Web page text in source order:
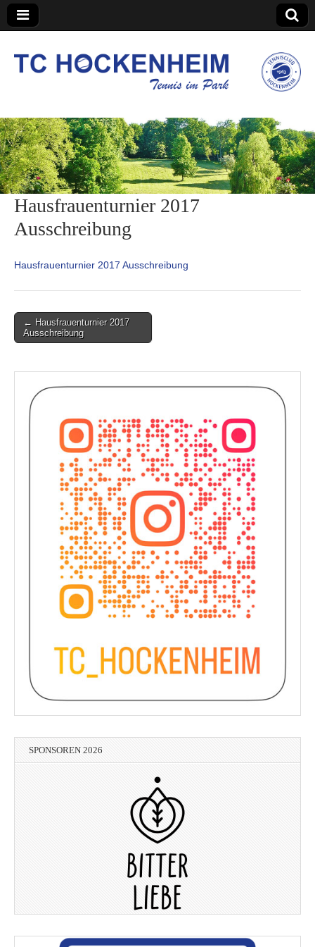
TC Hockenheim
Hausfrauenturnier 2017
Ausschreibung
Hausfrauenturnier 2017 Ausschreibung
Post
navigation
← Hausfrauenturnier 2017
Ausschreibung
SPONSOREN 2026